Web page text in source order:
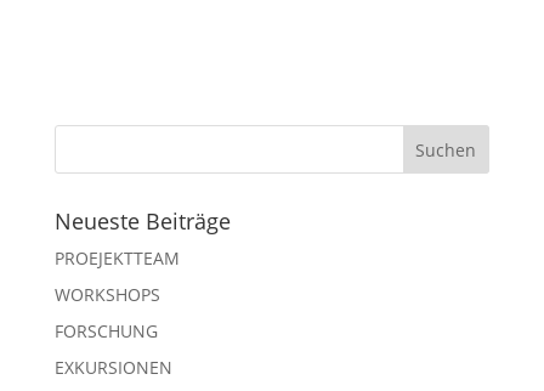
Neueste Beiträge
PROEJEKTTEAM
WORKSHOPS
FORSCHUNG
EXKURSIONEN